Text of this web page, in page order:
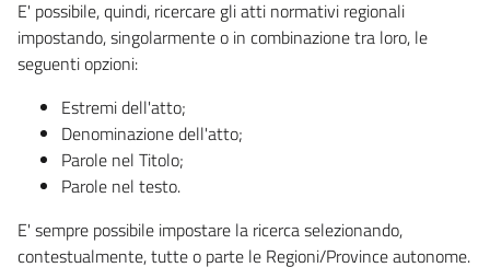
E' possibile, quindi, ricercare gli atti normativi regionali
impostando, singolarmente o in combinazione tra loro, le
seguenti opzioni:
Estremi dell'atto;
Denominazione dell'atto;
Parole nel Titolo;
Parole nel testo.
E' sempre possibile impostare la ricerca selezionando,
contestualmente, tutte o parte le Regioni/Province autonome.